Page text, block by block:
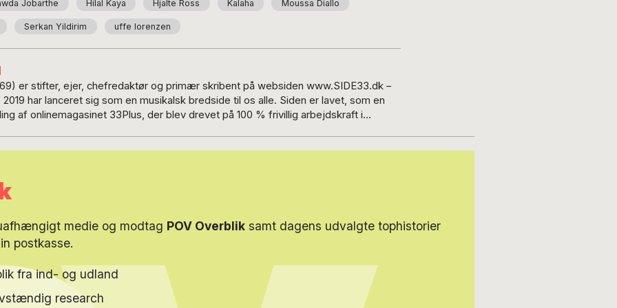
Jobarthe Hilal Kaya Hjalte Ross Kalaha Moussa Diallo
Serkan Yildirim uffe lorenzen
er stifter, ejer, chefredaktør og primær skribent på websiden www.SIDE33.dk –
lanceret sig som en musikalsk bredside til os alle. Siden er lavet, som en
af onlinemagasinet 33Plus, der blev drevet på 100 % frivillig arbejdskraft i
fungerer desuden som freelance skribent – og leverer også artikler og
med diverse forskellige
– og evner når den er
tværs af alder, køn og nationalitet – og derfor skal den også formidles med
medie og modtag POV Overbliksamt dagens udvalgte tophistorier
postkasse.
fra ind- og udland
research